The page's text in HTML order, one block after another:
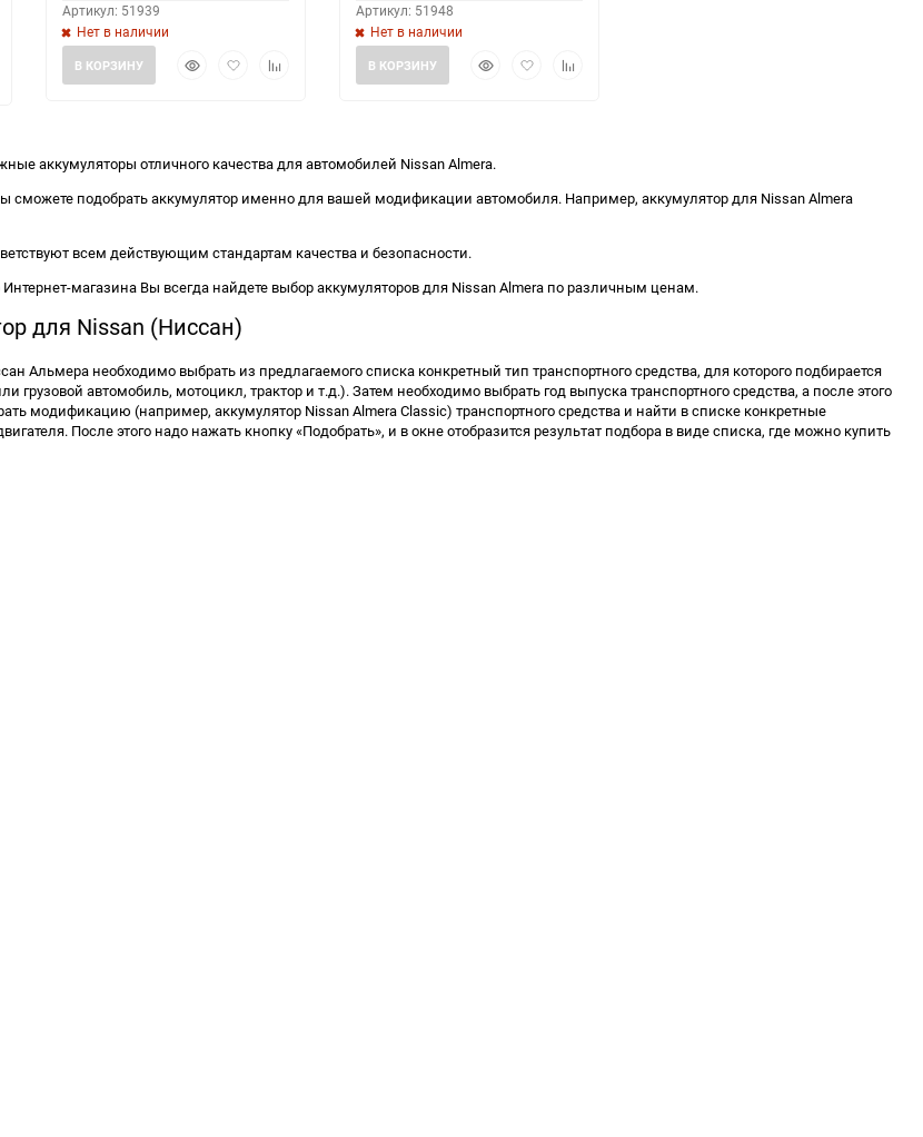
Артикул: 51939
Нет в наличии
БыстрыйДобавитьДобавить
В КОРЗИНУ
Артикул: 51948
Нет в наличии
БыстрыйДобавитьДобавить
В КОРЗИНУ
аккумуляторы отличного качества для автомобилей Nissan Almera.
подобрать аккумулятор именно для вашей модификации автомобиля. Например, аккумулятор для Nissan Almera
всем действующим стандартам качества и безопасности.
магазина Вы всегда найдете выбор аккумуляторов для Nissan Almera по различным ценам.
для Nissan (Ниссан)
Альмера необходимо выбрать из предлагаемого списка конкретный тип транспортного средства, для которого подбирается
грузовой автомобиль, мотоцикл, трактор и т.д.). Затем необходимо выбрать год выпуска транспортного средства, а после этого
модификацию (например, аккумулятор Nissan Almera Classic) транспортного средства и найти в списке конкретные
После этого надо нажать кнопку «Подобрать», и в окне отобразится результат подбора в виде списка, где можно купить